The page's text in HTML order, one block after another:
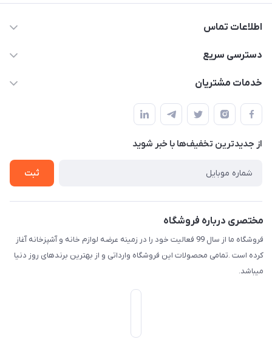
اطلاعات تماس
09165044753
دسترسی سریع
حساب کاربری
لیست محصولات
درباره ما
خدمات مشتریان
قوانین و مقررات
حریم خصوصی
راهنما
از جدید‌ترین تخفیف‌ها با‌ خبر شوید
ثبت
مختصری درباره فروشگاه
فروشگاه ما از سال 99 فعالیت خود را در زمینه عرضه لوازم خانه و آشپزخانه آغاز
کرده است .تمامی محصولات این فروشگاه وارداتی و از بهترین برندهای روز دنیا
میباشد.